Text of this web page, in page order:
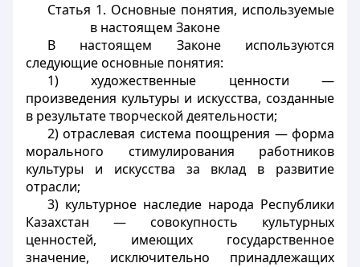
Статья 1. Основные понятия, используемые
в настоящем Законе
В настоящем Законе используются
следующие основные понятия:
1) художественные ценности —
произведения культуры и искусства, созданные
в результате творческой деятельности;
2) отраслевая система поощрения — форма
морального стимулирования работников
культуры и искусства за вклад в развитие
отрасли;
3) культурное наследие народа Республики
Казахстан — совокупность культурных
ценностей, имеющих государственное
значение, исключительно принадлежащих